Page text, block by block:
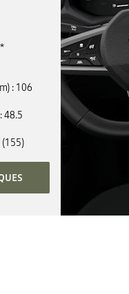
106
48.5